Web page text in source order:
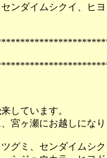
ダイムシクイ、ヒヨ
日 （土
しています。
宮ヶ瀬にお越しにな
グミ、センダイムシ